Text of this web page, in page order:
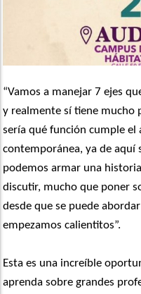
“Vamos a manejar 7 ejes
y realmente sí tiene mucho
sería qué función cumple el
contemporánea, ya de aquí
podemos armar una
discutir, mucho que poner
desde que se puede
empezamos calientitos”.
Esta es una increíble
aprenda sobre grandes